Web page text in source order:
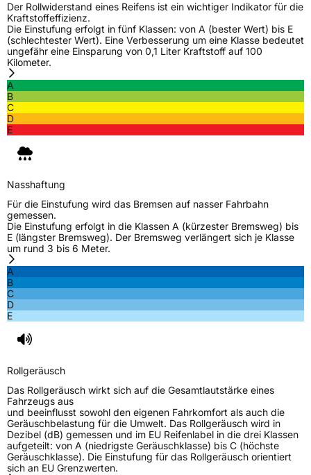
Herstellerkontakt Continental Reifen Deutschland GmbH
Continental-Plaza 1 30173 Hannover
Deutschland,
customerservice_tires@conti.de
Der Rollwiderstand eines Reifens ist ein wichtiger Indikator für die
Kraftstoffeffizienz.
Die Einstufung erfolgt in fünf Klassen: von A (bester Wert) bis E
(schlechtester Wert). Eine Verbesserung um eine Klasse bedeutet
ungefähr eine Einsparung von 0,1 Liter Kraftstoff auf 100
Kilometer.
A
B
C
D
E
Nasshaftung
Für die Einstufung wird das Bremsen auf nasser Fahrbahn
gemessen.
Die Einstufung erfolgt in die Klassen A (kürzester Bremsweg) bis
E (längster Bremsweg). Der Bremsweg verlängert sich je Klasse
um rund 3 bis 6 Meter.
A
B
C
D
E
Rollgeräusch
Das Rollgeräusch wirkt sich auf die Gesamtlautstärke eines
Fahrzeugs aus
und beeinflusst sowohl den eigenen Fahrkomfort als auch die
Geräuschbelastung für die Umwelt. Das Rollgeräusch wird in
Dezibel (dB) gemessen und im EU Reifenlabel in die drei Klassen
aufgeteilt: von A (niedrigste Geräuschklasse) bis C (höchste
Geräuschklasse). Die Einstufung für das Rollgeräusch orientiert
sich an EU Grenzwerten.